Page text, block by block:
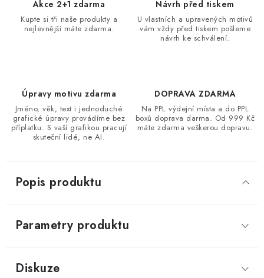
Akce 2+1 zdarma
Kupte si tři naše produkty a
nejlevnější máte zdarma.
Návrh před tiskem
U vlastních a upravených motivů
vám vždy před tiskem pošleme
návrh ke schválení.
Úpravy motivu zdarma
Jméno, věk, text i jednoduché
grafické úpravy provádíme bez
příplatku. S vaší grafikou pracují
skuteční lidé, ne AI.
DOPRAVA ZDARMA
Na PPL výdejní místa a do PPL
boxů doprava darma. Od 999 Kč
máte zdarma veškerou dopravu.
Popis produktu
Parametry produktu
Diskuze